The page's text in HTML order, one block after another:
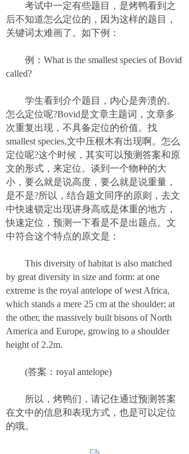
考试中一定有些题目，是烤鸭看到之
后不知道怎么定位的，因为这样的题目，
关键词太难画了。如下例：
例：What is the smallest species of Bovid
called?
学生看到介个题目，内心是奔溃的。
怎么定位呢?Bovid是文章主题词，文章多
次重复出现，不具备定位的价值。找
smallest species,文中压根木有出现啊。怎么
定位呢?这个时候，其实可以预测答案和原
文的形式，来定位。谈到一个物种的大
小，要么就是说高度，要么就是说重量，
是不是?所以，结合题文同序的原则，去文
中快速锁定出现讲身高或是体重的地方，
快速定位，预测一下看是不是出题点。文
中符合这个特点的原文是：
This diversity of habitat is also matched
by great diversity in size and form: at one
extreme is the royal antelope of west Africa,
which stands a mere 25 cm at the shoulder; at
the other, the massively built bisons of North
America and Europe, growing to a shoulder
height of 2.2m.
(答案：royal antelope)
所以，烤鸭们，请记住通过预测答案
在文中的信息和表现方式，也是可以定位
的哦。